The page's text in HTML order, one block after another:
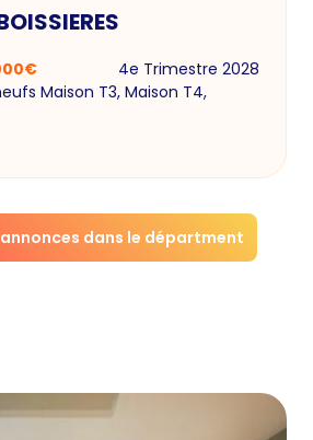
€
4e Trimestre 2028
Maison T3, Maison T4,
dans le départment